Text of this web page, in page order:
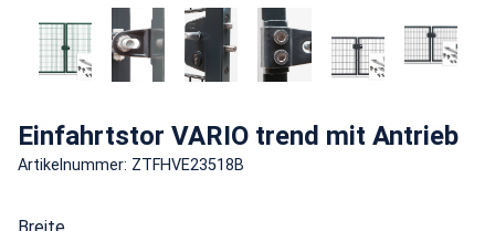
Einfahrtstor VARIO trend mit Antrieb
Artikelnummer: ZTFHVE23518B